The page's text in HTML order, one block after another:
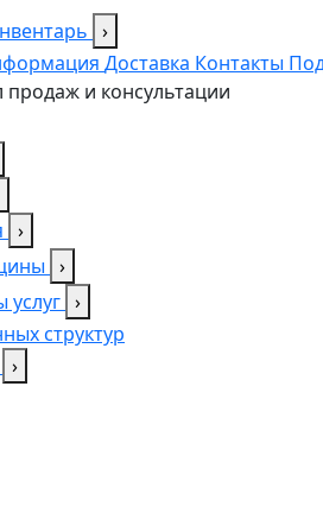
›
Доставка Контакты
продаж и консультации
›
›
услуг ›
структур
›